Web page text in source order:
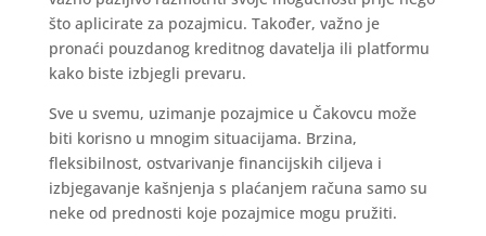
što aplicirate za pozajmicu. Također, važno je
pronaći pouzdanog kreditnog davatelja ili platformu
kako biste izbjegli prevaru.
Sve u svemu, uzimanje pozajmice u Čakovcu može
biti korisno u mnogim situacijama. Brzina,
fleksibilnost, ostvarivanje financijskih ciljeva i
izbjegavanje kašnjenja s plaćanjem računa samo su
neke od prednosti koje pozajmice mogu pružiti.